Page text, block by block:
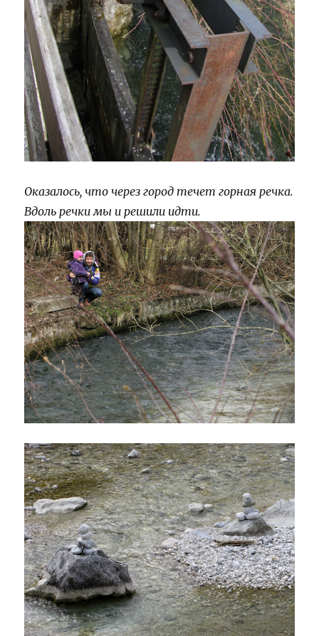
Оказалось, что через город течет горная речка.
Вдоль речки мы и решили идти.